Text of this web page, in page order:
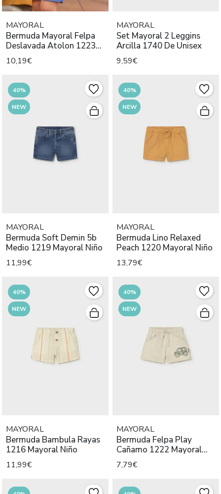
MAYORAL
Bermuda Mayoral Felpa
Deslavada Atolon 1223
Niño
10,19€
MAYORAL
Set Mayoral 2 Leggins
Arcilla 1740 De Unisex
9,59€
40%
NEW
MAYORAL
Bermuda Soft Demin 5b
Medio 1219 Mayoral Niño
11,99€
40%
NEW
MAYORAL
Bermuda Lino Relaxed
Peach 1220 Mayoral Niño
13,79€
40%
NEW
MAYORAL
Bermuda Bambula Rayas
1216 Mayoral Niño
11,99€
40%
NEW
MAYORAL
Bermuda Felpa Play
Cañamo 1222 Mayoral
Niño
7,79€